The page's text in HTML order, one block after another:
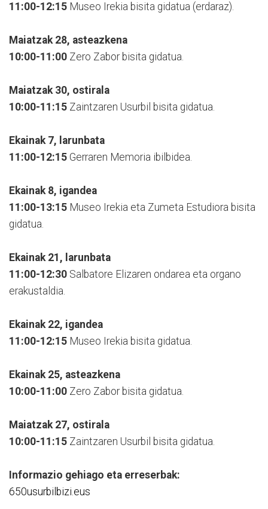
11:00-12:15 Museo Irekia bisita gidatua (erdaraz).
Maiatzak 28, asteazkena
10:00-11:00 Zero Zabor bisita gidatua.
Maiatzak 30, ostirala
10:00-11:15 Zaintzaren Usurbil bisita gidatua.
Ekainak 7, larunbata
11:00-12:15 Gerraren Memoria ibilbidea.
Ekainak 8, igandea
11:00-13:15 Museo Irekia eta Zumeta Estudiora bisita
gidatua.
Ekainak 21, larunbata
11:00-12:30 Salbatore Elizaren ondarea eta organo
erakustaldia.
Ekainak 22, igandea
11:00-12:15 Museo Irekia bisita gidatua.
Ekainak 25, asteazkena
10:00-11:00 Zero Zabor bisita gidatua.
Maiatzak 27, ostirala
10:00-11:15 Zaintzaren Usurbil bisita gidatua.
Informazio gehiago eta erreserbak:
650usurbilbizi.eus